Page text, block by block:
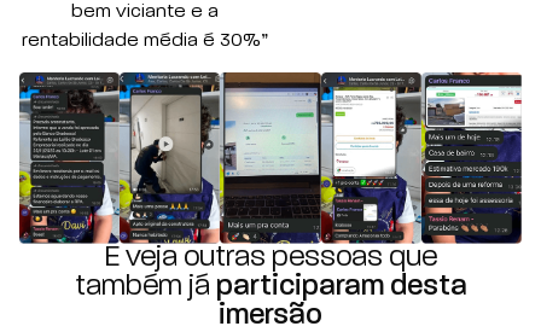
bem viciante e a
rentabilidade média é 30%”
E veja outras pessoas que
também já participaram desta
imersão